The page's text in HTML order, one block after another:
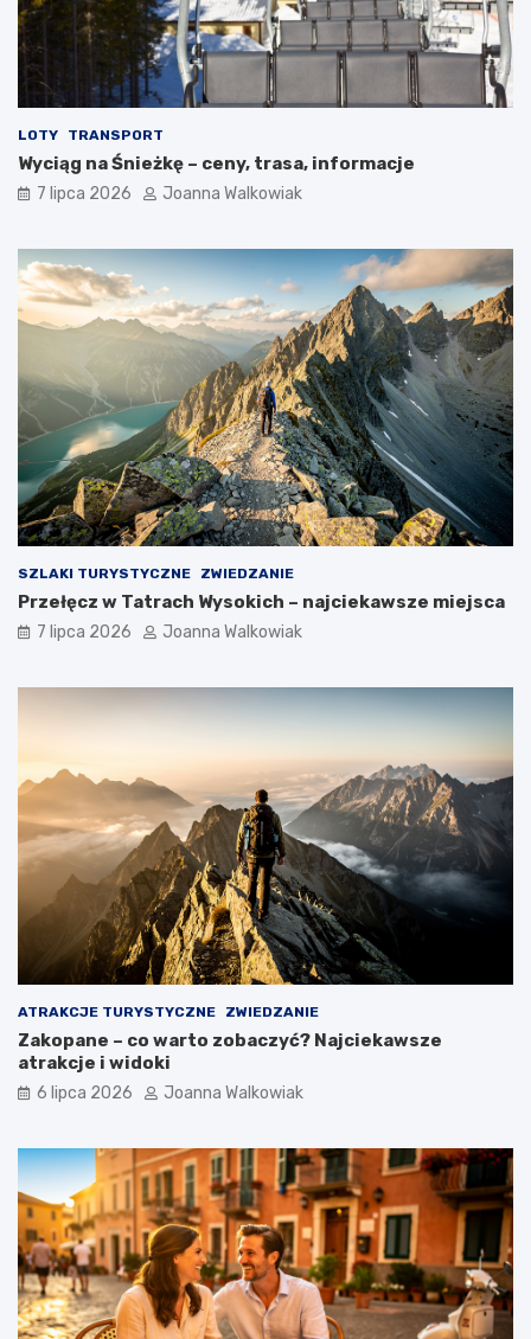
LOTY TRANSPORT
Wyciąg na Śnieżkę – ceny, trasa, informacje
7 lipca 2026 Joanna Walkowiak
SZLAKI TURYSTYCZNE ZWIEDZANIE
Przełęcz w Tatrach Wysokich – najciekawsze miejsca
7 lipca 2026 Joanna Walkowiak
ATRAKCJE TURYSTYCZNE ZWIEDZANIE
Zakopane – co warto zobaczyć? Najciekawsze
atrakcje i widoki
6 lipca 2026 Joanna Walkowiak